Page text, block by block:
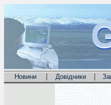
Новини | Довідники |